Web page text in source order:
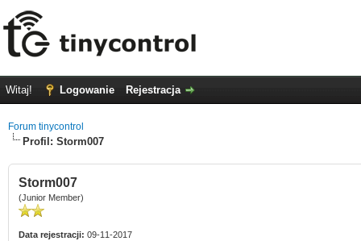
Witaj! Logowanie Rejestracja
Forum tinycontrol
Profil: Storm007
Storm007
(Junior Member)
Data rejestracji: 09-11-2017